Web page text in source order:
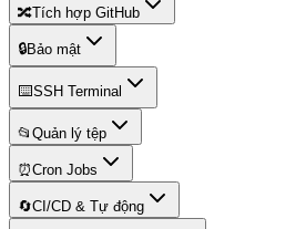
🔀Tích hợp GitHub
🔒Bảo mật
⌨️SSH Terminal
📂 Quản lý tệp
⏰Cron Jobs
🔄CI/CD & Tự động